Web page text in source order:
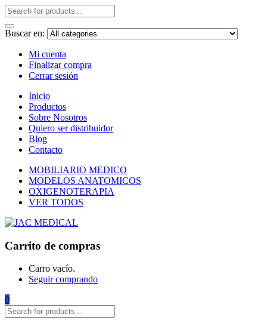
Buscar en:
Mi cuenta
Finalizar compra
Cerrar sesión
Inicio
Productos
Sobre Nosotros
Quiero ser distribuidor
Blog
Contacto
MOBILIARIO MEDICO
MODELOS ANATOMICOS
OXIGENOTERAPIA
VER TODOS
Carrito de compras
Carro vacío.
Seguir comprando
0